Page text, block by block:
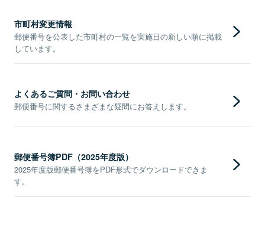
市町村変更情報
郵便番号を公表した市町村の一覧を実施日の新しい順に掲載
しています。
よくあるご質問・お問い合わせ
郵便番号に関するさまざまな疑問にお答えします。
郵便番号簿PDF（2025年度版）
2025年度版郵便番号簿をPDF形式でダウンロードできま
す。